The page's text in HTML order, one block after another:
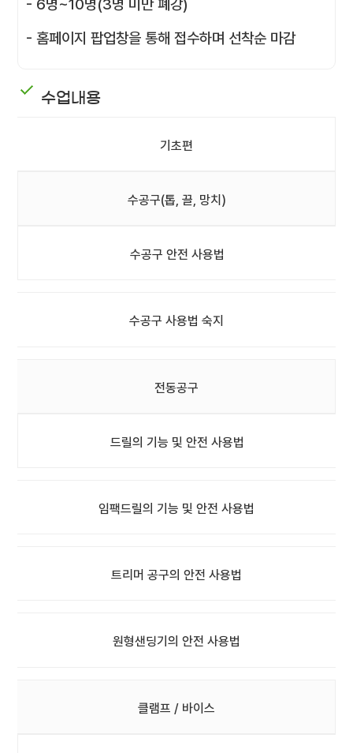
- 6명~10명(3명 미만 폐강)
- 홈페이지 팝업창을 통해 접수하며 선착순 마감
수업내용
기초편
수공구(톱, 끌, 망치)
수공구 안전 사용법
수공구 사용법 숙지
전동공구
드릴의 기능 및 안전 사용법
임팩드릴의 기능 및 안전 사용법
트리머 공구의 안전 사용법
원형샌딩기의 안전 사용법
클램프 / 바이스